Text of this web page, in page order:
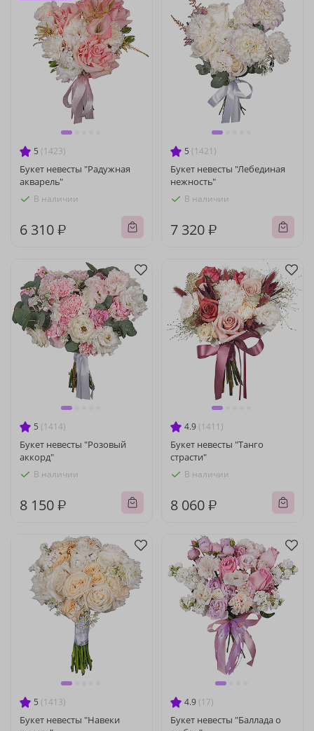
5 (1423)
Букет невесты "Радужная
акварель"
В наличии
6 310 ₽
5 (1421)
Букет невесты "Лебединая
нежность"
В наличии
7 320 ₽
5 (1414)
Букет невесты "Розовый
аккорд"
В наличии
8 150 ₽
4.9 (1411)
Букет невесты "Танго
страсти"
В наличии
8 060 ₽
5 (1413)
Букет невесты "Навеки
4.9 (17)
Букет невесты "Баллада о